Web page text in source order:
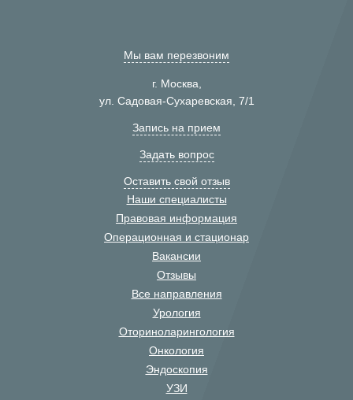
Мы вам перезвоним
г. Москва,
ул. Садовая-Сухаревская, 7/1
Запись на прием
Задать вопрос
Оставить свой отзыв
Наши специалисты
Правовая информация
Операционная и стационар
Вакансии
Отзывы
Все направления
Урология
Оториноларингология
Онкология
Эндоскопия
УЗИ